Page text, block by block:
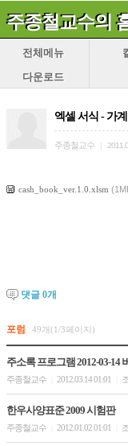
주종철교수의
전체메뉴
다운로드
엑셀 서식 - 가
주종철교수
cash_book_ver.1.0.xlsm
댓글 0개
포럼 49개(1/3페이지)
주소록 프로그램 2012-03-14
주종철교수 2012.03.14 01:01
한우사양표준 2009 시험판
주종철교수 2012.01.02 01:01